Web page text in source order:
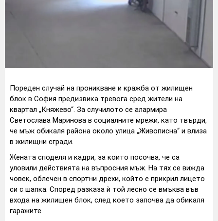
Пореден случай на проникване и кражба от жилищен
блок в София предизвика тревога сред жители на
квартал „Княжево“. За случилото се алармира
Светослава Маринова в социалните мрежи, като твърди,
че мъж обикаля района около улица „Живописна“ и влиза
в жилищни сгради.
Жената споделя и кадри, за които посочва, че са
уловили действията на въпросния мъж. На тях се вижда
човек, облечен в спортни дрехи, който е прикрил лицето
си с шапка. Според разказа ѝ той лесно се вмъква във
входа на жилищен блок, след което започва да обикаля
гаражите.